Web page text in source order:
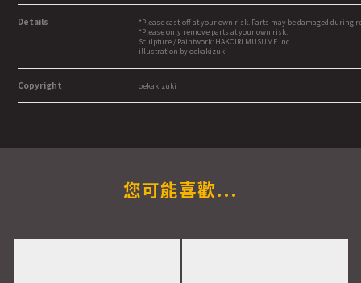
Details
*Please cast-off at your own risk. Parts may be damaged during
*Please only remove parts at your own risk.
Sculpture / Paintwork: HAKOIRI MUSUME Inc.
illustration by oekakizuki
Copyright oekakizuki
您可能喜歡...